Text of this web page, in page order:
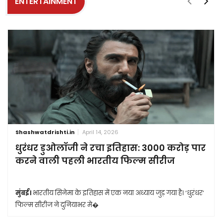
Shashwatdrishti.in April 14, 2026
धुरंधर डुओलॉजी ने रचा इतिहास: 3000 करोड़ पार
करने वाली पहली भारतीय फिल्म सीरीज
मुंबई। भारतीय सिनेमा के इतिहास में एक नया अध्याय जुड़ गया है। ‘धुरंधर’
फिल्म सीरीज ने दुनियाभर मे�